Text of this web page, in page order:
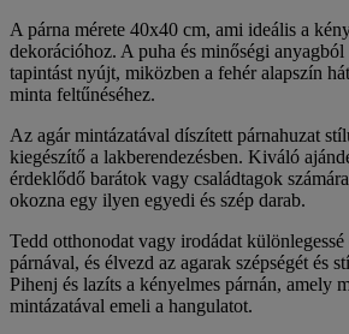
A párna mérete 40x40 cm, ami ideális a
dekorációhoz. A puha és minőségi
tapintást nyújt, miközben a fehér alapszín
minta feltűnéséhez.
Az agár mintázatával díszített párnahuzat
kiegészítő a lakberendezésben. Kiváló
érdeklődő barátok vagy családtagok
okozna egy ilyen egyedi és szép darab.
Tedd otthonodat vagy irodádat különlegessé
párnával, és élvezd az agarak szépségét és
Pihenj és lazíts a kényelmes párnán, amely
mintázatával emeli a hangulatot.